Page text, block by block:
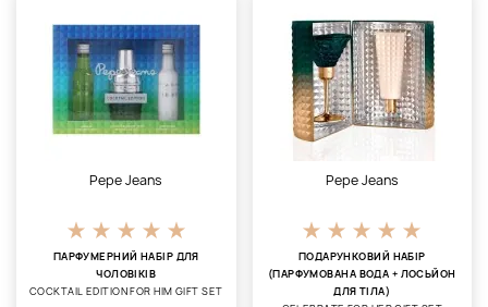
Pepe Jeans
ПАРФУМЕРНИЙ НАБІР ДЛЯ
ЧОЛОВІКІВ
COCKTAIL EDITION FOR HIM GIFT SET
Pepe Jeans
ПОДАРУНКОВИЙ НАБІР
(ПАРФУМОВАНА ВОДА + ЛОСЬЙОН
ДЛЯ ТІЛА)